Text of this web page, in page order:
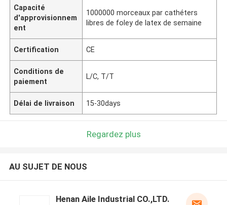
Capacité
d'approvisionnem
ent
1000000 morceaux par cathéters
libres de foley de latex de semaine
Certification CE
Conditions de
paiement
L/C, T/T
Délai de livraison 15-30days
Regardez plus
AU SUJET DE NOUS
Henan Aile Industrial CO.,LTD.